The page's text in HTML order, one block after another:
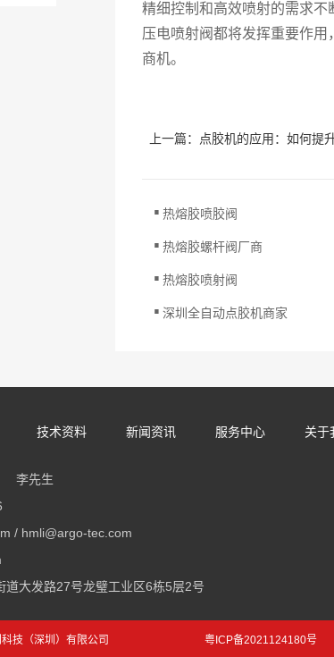
精细控制和高效喷射的需求不
压电喷射阀都将发挥重要作
商机。
上一篇： 点胶机的应用：如何提
热熔胶喷胶阀
.
热熔胶螺杆阀厂商
.
热熔胶喷射阀
.
深圳全自动点胶机商家
.
技术资料 新闻资讯 服务中心 关于
李先生
/ hmli@argo-tec.com
道大发路27号龙璧工业区6栋5层2号
技（深圳）有限公司 粤ICP备2021124180号